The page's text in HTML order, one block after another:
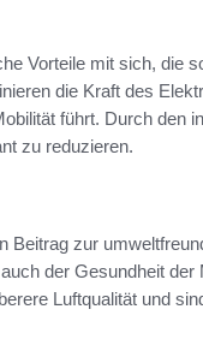
Vorteile mit sich, die
die Kraft des
führt. Durch den
zu reduzieren.
Beitrag zur
der Gesundheit
Luftqualität und